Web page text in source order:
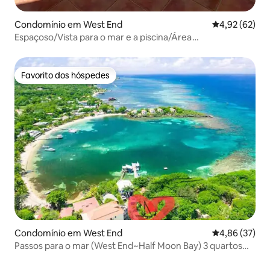
Condomínio em West End Classificação
4,92 (62)
Espaçoso/Vista para o mar e a piscina/Área
Favorito dos hóspedes
Favorito dos hóspedes
Condomínio em West End Classificação
4,86 (37)
Passos para o mar (West End~Half Moon Bay) 3 quartos